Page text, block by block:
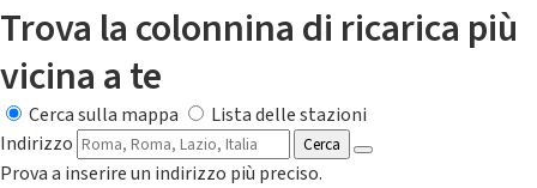
Trova la colonnina di ricarica più
vicina a te
Cerca sulla mappa
Lista delle stazioni
Indirizzo
Cerca
Prova a inserire un indirizzo più preciso.